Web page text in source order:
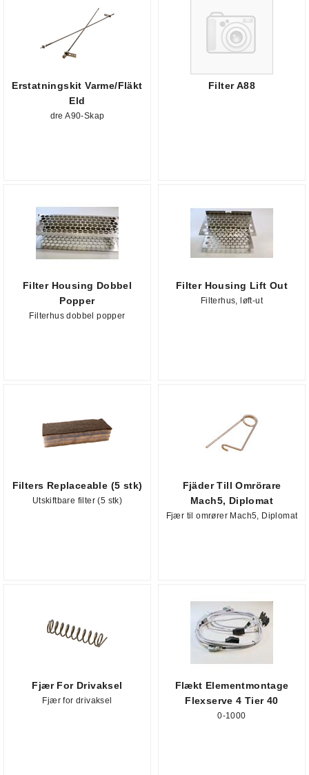
Erstatningskit Varme/Fläkt
Eld
dre A90-Skap
Filter A88
Filter Housing Dobbel
Popper
Filterhus dobbel popper
Filter Housing Lift Out
Filterhus, løft-ut
Filters Replaceable (5 stk)
Utskiftbare filter (5 stk)
Fjäder Till Omrörare
Mach5, Diplomat
Fjær til omrører Mach5, Diplomat
Fjær For Drivaksel
Fjær for drivaksel
Flækt Elementmontage
Flexserve 4 Tier 40
0-1000